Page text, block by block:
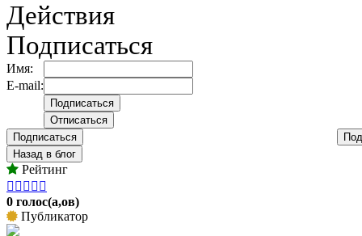
Действия
Подписаться
Имя:
E-mail:
Подписаться
Назад в блог
Рейтинг
    
0 голос(а,ов)
Публикатор